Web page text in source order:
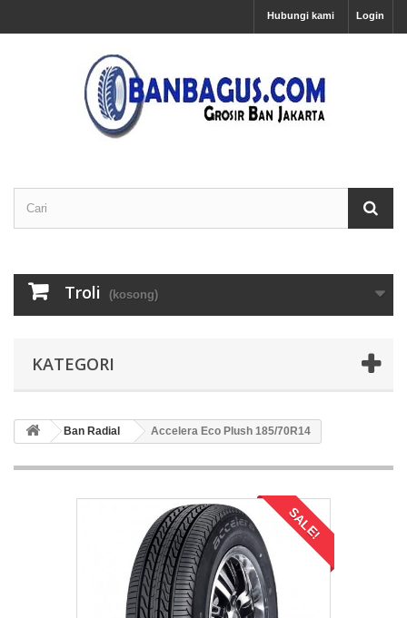
Login
Hubungi kami
Troli (kosong)
KATEGORI
Ban Radial Accelera Eco Plush 185/70R14
SALE!